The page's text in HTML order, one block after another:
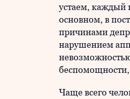
устаем, каждый
основном, в
причинами
нарушением
Чаще всего